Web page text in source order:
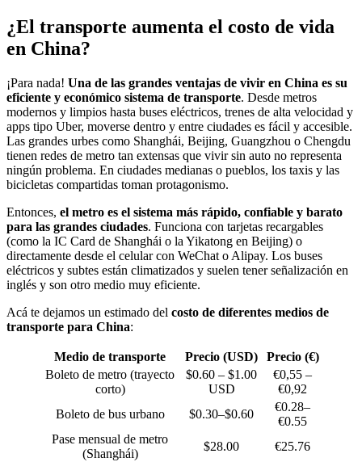
¿El transporte aumenta el costo de vida
en China?
¡Para nada! Una de las grandes ventajas de vivir en China es su
eficiente y económico sistema de transporte. Desde metros
modernos y limpios hasta buses eléctricos, trenes de alta velocidad y
apps tipo Uber, moverse dentro y entre ciudades es fácil y accesible.
Las grandes urbes como Shanghái, Beijing, Guangzhou o Chengdu
tienen redes de metro tan extensas que vivir sin auto no representa
ningún problema. En ciudades medianas o pueblos, los taxis y las
bicicletas compartidas toman protagonismo.
Entonces, el metro es el sistema más rápido, confiable y barato
para las grandes ciudades. Funciona con tarjetas recargables
(como la IC Card de Shanghái o la Yikatong en Beijing) o
directamente desde el celular con WeChat o Alipay. Los buses
eléctricos y subtes están climatizados y suelen tener señalización en
inglés y son otro medio muy eficiente.
Acá te dejamos un estimado del costo de diferentes medios de
transporte para China:
Medio de transporte Precio (USD)
Precio (€)
Boleto de metro (trayecto
corto)
$0.60 – $1.00
USD
€0,55 –
€0,92
Boleto de bus urbano
$0.30–$0.60
€0.28–
€0.55
Pase mensual de metro
(Shanghái)
$28.00
€25.76